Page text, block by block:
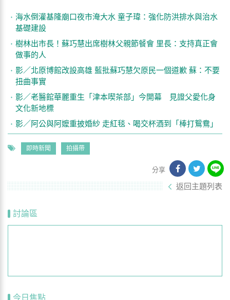
海水倒灌基隆廟口夜市淹大水 童子瑋：強化防洪排水與治水
基礎建設
樹林出市長！蘇巧慧出席樹林父親節餐會 里長：支持真正會
做事的人
影／北原博館改設高雄 藍批蘇巧慧欠原民一個道歉 蘇：不要
扭曲事實
影／老醫館華麗重生「津本喫茶部」今開幕 見證父愛化身
文化新地標
影／阿公與阿嬤重披婚紗 走紅毯、喝交杯酒到「棒打鴛鴦」
即時新聞 拍攝帶
分享
返回主題列表
討論區
今日焦點